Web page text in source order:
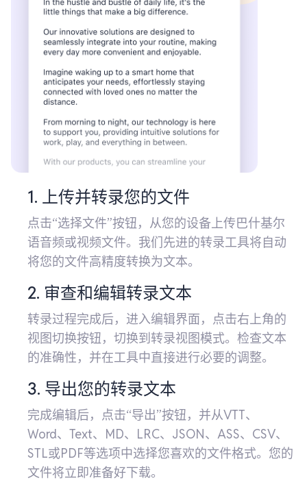
1. 上传并转录您的文件
点击“选择文件”按钮，从您的设备上传巴什基尔
语音频或视频文件。我们先进的转录工具将自动
将您的文件高精度转换为文本。
2. 审查和编辑转录文本
转录过程完成后，进入编辑界面，点击右上角的
视图切换按钮，切换到转录视图模式。检查文本
的准确性，并在工具中直接进行必要的调整。
3. 导出您的转录文本
完成编辑后，点击“导出”按钮，并从VTT、
Word、Text、MD、LRC、JSON、ASS、CSV、
STL或PDF等选项中选择您喜欢的文件格式。您的
文件将立即准备好下载。